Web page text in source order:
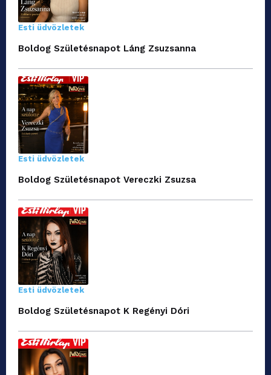
Esti üdvözletek
Boldog Születésnapot Láng Zsuzsanna
Esti üdvözletek
Boldog Születésnapot Vereczki Zsuzsa
Esti üdvözletek
Boldog Születésnapot K Regényi Dóri